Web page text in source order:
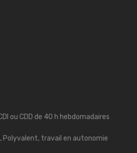
ou CDD de 40 h hebdomadaires
Polyvalent, travail en autonomie